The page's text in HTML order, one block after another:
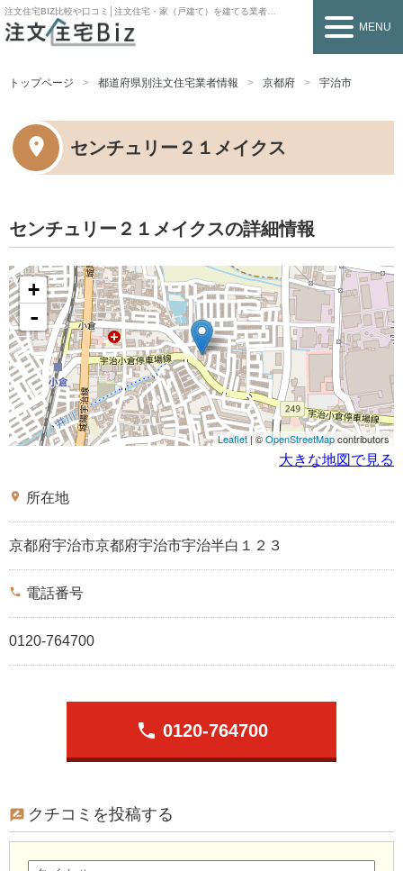
注文住宅BIZ比較や口コミ│注文住宅・家（戸建て）を建てる業者を探すなら
MENU
トップページ 都道府県別注文住宅業者情報 京都府 宇治市
センチュリー２１メイクス
センチュリー２１メイクスの詳細情報
+
-
Leaflet| ©OpenStreetMapcontributors
大きな地図で見る
place 所在地
京都府宇治市京都府宇治市宇治半白１２３
phone 電話番号
0120-764700
phone 0120-764700
クチコミを投稿する